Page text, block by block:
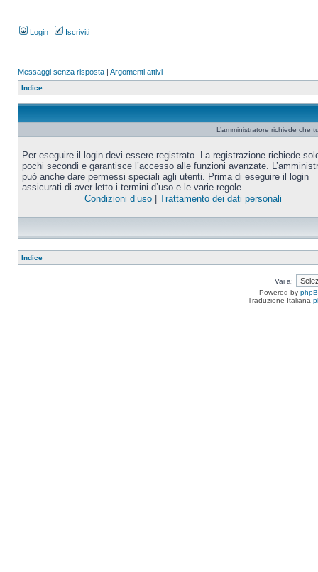
Login Iscriviti
Messaggi senza risposta | Argomenti attivi
Indice
L’amministratore richiede che
Per eseguire il login devi essere registrato. La registrazione richiede
pochi secondi e garantisce l’accesso alle funzioni avanzate.
puó anche dare permessi speciali agli utenti. Prima di eseguire il login
assicurati di aver letto i termini d’uso e le varie regole.
Condizioni d’uso| Trattamento dei dati personali
Indice
Vai a:
Powered by
Traduzione Italiana